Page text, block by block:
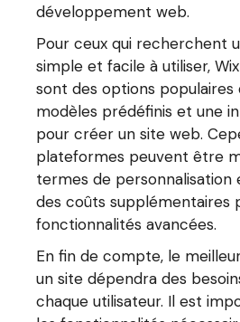
développement web.
Pour ceux qui recherchent
simple et facile à utiliser,
sont des options
modèles prédéfinis et une
pour créer un site web.
plateformes peuvent être
termes de personnalisation
des coûts supplémentaires
fonctionnalités avancées.
En fin de compte, le
un site dépendra des
chaque utilisateur. Il est